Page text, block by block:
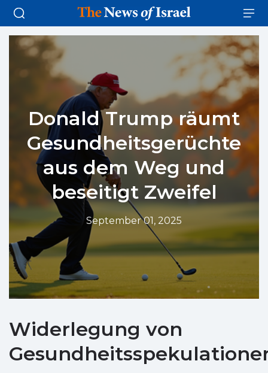
Donald Trump räumt
Gesundheitsgerüchte
aus dem Weg und
beseitigt Zweifel
September 01, 2025
Widerlegung von